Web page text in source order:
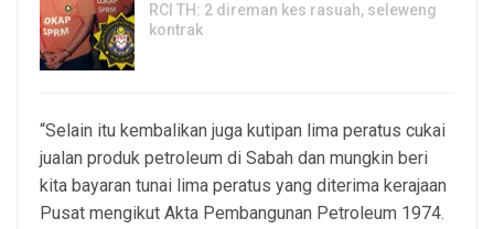
RCI TH: 2 direman kes rasuah, seleweng
kontrak
“Selain itu kembalikan juga kutipan lima peratus cukai
jualan produk petroleum di Sabah dan mungkin beri
kita bayaran tunai lima peratus yang diterima kerajaan
Pusat mengikut Akta Pembangunan Petroleum 1974.